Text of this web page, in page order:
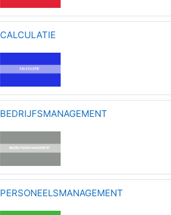
CALCULATIE
BEDRIJFSMANAGEMENT
PERSONEELSMANAGEMENT